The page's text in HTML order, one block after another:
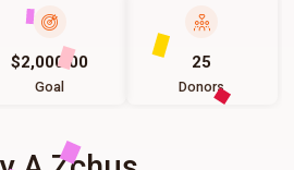
$2,000.00
Goal
25
Donors